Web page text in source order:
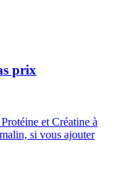
prix
et Créatine à
si vous ajouter